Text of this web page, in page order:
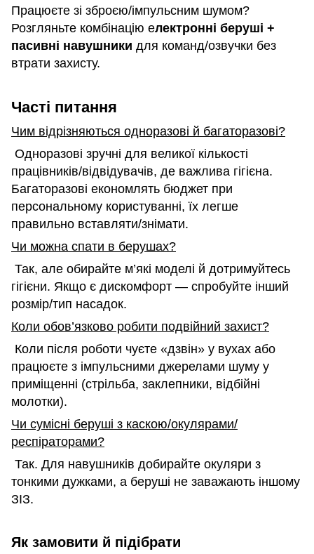
Працюєте зі зброєю/імпульсним шумом?
Розгляньте комбінацію електронні беруші +
пасивні навушники для команд/озвучки без
втрати захисту.
Часті питання
Чим відрізняються одноразові й багаторазові?
Одноразові зручні для великої кількості
працівників/відвідувачів, де важлива гігієна.
Багаторазові економлять бюджет при
персональному користуванні, їх легше
правильно вставляти/знімати.
Чи можна спати в берушах?
Так, але обирайте м’які моделі й дотримуйтесь
гігієни. Якщо є дискомфорт — спробуйте інший
розмір/тип насадок.
Коли обов’язково робити подвійний захист?
Коли після роботи чуєте «дзвін» у вухах або
працюєте з імпульсними джерелами шуму у
приміщенні (стрільба, заклепники, відбійні
молотки).
Чи сумісні беруші з каскою/окулярами/
респіраторами?
Так. Для навушників добирайте окуляри з
тонкими дужками, а беруші не заважають іншому
ЗІЗ.
Як замовити й підібрати